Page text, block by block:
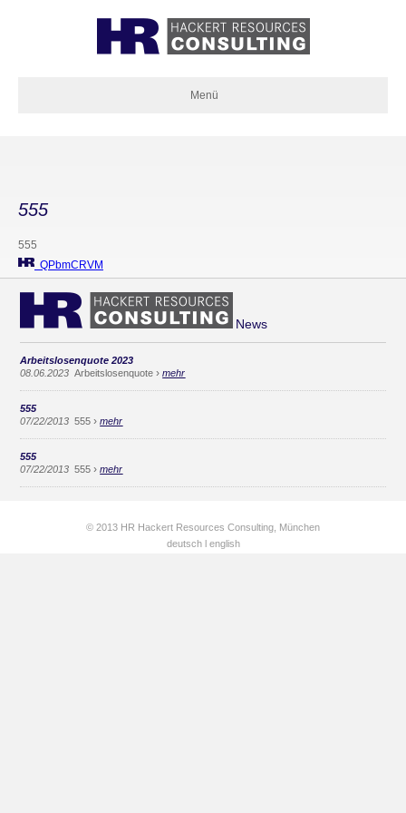
Menü
555
555
QPbmCRVM
News
Arbeitslosenquote 2023
08.06.2023 Arbeitslosenquote ›mehr
555
07/22/2013 555 ›mehr
555
07/22/2013 555 ›mehr
© 2013 HR Hackert Resources Consulting, München
deutsch l english